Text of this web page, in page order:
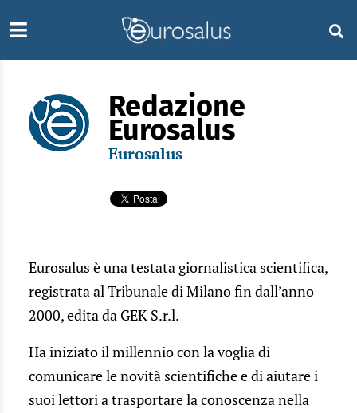
Redazione
Eurosalus
Eurosalus
Eurosalus è una testata giornalistica scientifica,
registrata al Tribunale di Milano fin dall’anno
2000, edita da GEK S.r.l.
Ha iniziato il millennio con la voglia di
comunicare le novità scientifiche e di aiutare i
suoi lettori a trasportare la conoscenza nella